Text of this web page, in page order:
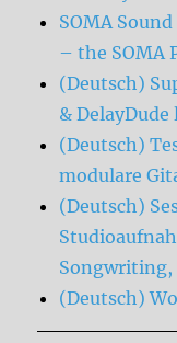
SOMA
– the SOMA
(Deutsch)
& DelayDude
(Deutsch)
modulare
(Deutsch)
Songwriting,
(Deutsch)